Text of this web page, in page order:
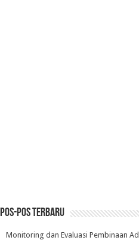
Pos-pos Terbaru
Monitoring dan Evaluasi Pembinaan